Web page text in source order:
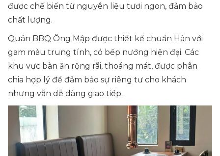
được chế biến từ nguyên liệu tươi ngon, đảm bảo
chất lượng.
Quán BBQ Ông Mập được thiết kế chuẩn Hàn với
gam màu trung tính, có bếp nướng hiện đại. Các
khu vực bàn ăn rộng rãi, thoáng mát, được phân
chia hợp lý để đảm bảo sự riêng tư cho khách
nhưng vẫn dễ dàng giao tiếp.